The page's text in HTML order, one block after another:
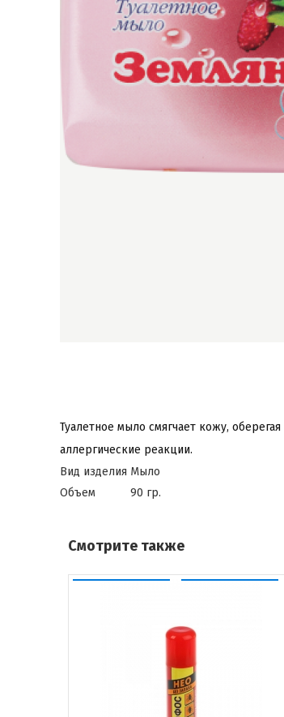
Туалетное мыло смягчает кожу,
аллергические реакции.
Вид изделия Мыло
Объем
90 гр.
Смотрите также